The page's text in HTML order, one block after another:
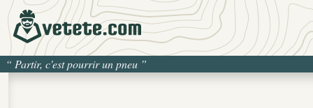
“ Partir, c'est pourrir un pneu ”